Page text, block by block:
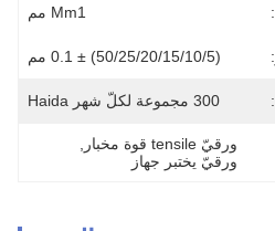
Mm1 مم
(50/25/20/15/10/5) ± 0.1 مم
300 مجموعة لكلّ شهر Haida
ورقيّ tensile قوة مخبار
ورقيّ يختبر جهاز